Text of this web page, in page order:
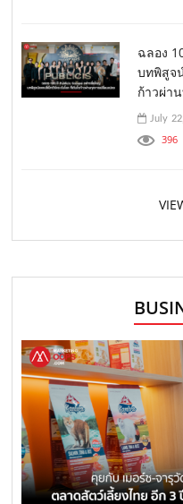
ฉลอง
บทพิสูจ
ก้าวผ่า
July
396